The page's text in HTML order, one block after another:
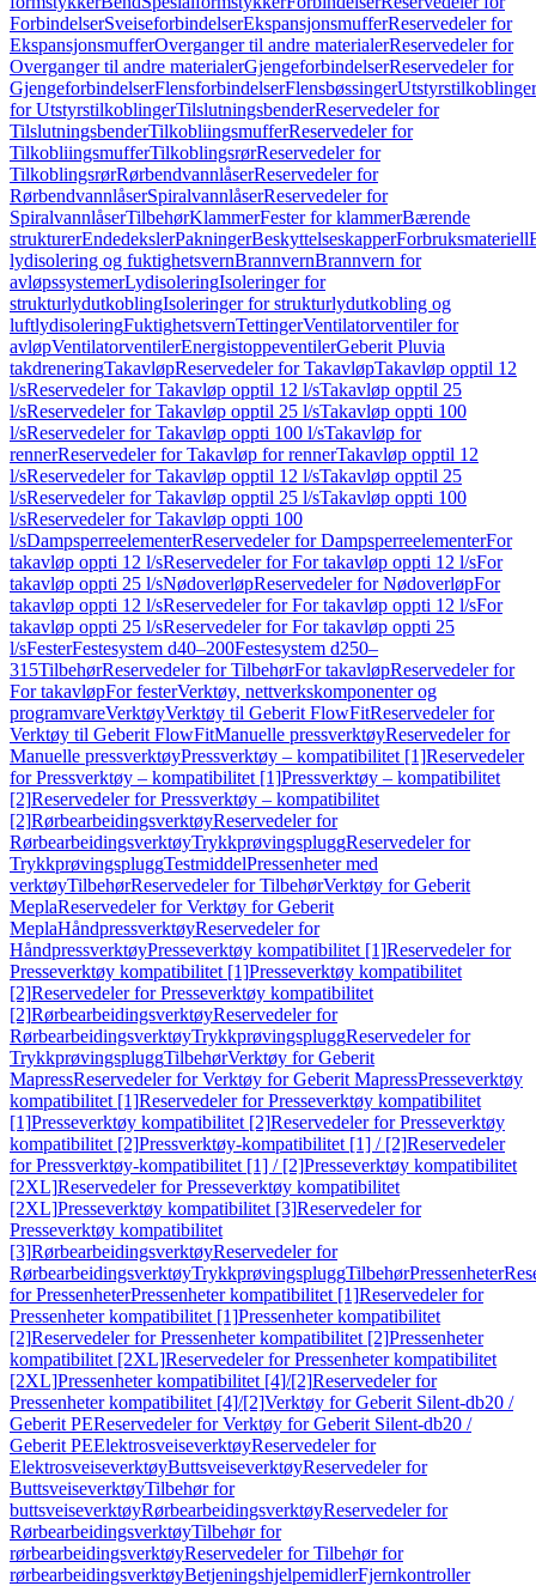
ForbindelserSveiseforbindelserEkspansjonsmufferReservedeler for
EkspansjonsmufferOverganger til andre materialerReservedeler for
Overganger til andre materialerGjengeforbindelserReservedeler for
GjengeforbindelserFlensforbindelserFlensbøssingerUtstyrstilkoblinger
for UtstyrstilkoblingerTilslutningsbenderReservedeler for
TilslutningsbenderTilkobliingsmufferReservedeler for
TilkobliingsmufferTilkoblingsrørReservedeler for
TilkoblingsrørRørbendvannlåserReservedeler for
RørbendvannlåserSpiralvannlåserReservedeler for
SpiralvannlåserTilbehørKlammerFester for klammerBærende
strukturerEndedekslerPakningerBeskyttelseskapperForbruksmateriell
lydisolering og fuktighetsvernBrannvernBrannvern for
avløpssystemerLydisoleringIsoleringer for
strukturlydutkoblingIsoleringer for strukturlydutkobling og
luftlydisoleringFuktighetsvernTettingerVentilatorventiler for
avløpVentilatorventilerEnergistoppeventilerGeberit Pluvia
takdreneringTakavløpReservedeler for TakavløpTakavløp opptil 12
l/sReservedeler for Takavløp opptil 12 l/sTakavløp opptil 25
l/sReservedeler for Takavløp opptil 25 l/sTakavløp oppti 100
l/sReservedeler for Takavløp oppti 100 l/sTakavløp for
rennerReservedeler for Takavløp for rennerTakavløp opptil 12
l/sReservedeler for Takavløp opptil 12 l/sTakavløp opptil 25
l/sReservedeler for Takavløp opptil 25 l/sTakavløp oppti 100
l/sReservedeler for Takavløp oppti 100
l/sDampsperreelementerReservedeler for DampsperreelementerFor
takavløp oppti 12 l/sReservedeler for For takavløp oppti 12 l/sFor
takavløp oppti 25 l/sNødoverløpReservedeler for NødoverløpFor
takavløp oppti 12 l/sReservedeler for For takavløp oppti 12 l/sFor
takavløp oppti 25 l/sReservedeler for For takavløp oppti 25
l/sFesterFestesystem d40–200Festesystem d250–
315TilbehørReservedeler for TilbehørFor takavløpReservedeler for
For takavløpFor festerVerktøy, nettverkskomponenter og
programvareVerktøyVerktøy til Geberit FlowFitReservedeler for
Verktøy til Geberit FlowFitManuelle pressverktøyReservedeler for
Manuelle pressverktøyPressverktøy – kompatibilitet [1]Reservedeler
for Pressverktøy – kompatibilitet [1]Pressverktøy – kompatibilitet
[2]Reservedeler for Pressverktøy – kompatibilitet
[2]RørbearbeidingsverktøyReservedeler for
RørbearbeidingsverktøyTrykkprøvingspluggReservedeler for
TrykkprøvingspluggTestmiddelPressenheter med
verktøyTilbehørReservedeler for TilbehørVerktøy for Geberit
MeplaReservedeler for Verktøy for Geberit
MeplaHåndpressverktøyReservedeler for
HåndpressverktøyPresseverktøy kompatibilitet [1]Reservedeler for
Presseverktøy kompatibilitet [1]Presseverktøy kompatibilitet
[2]Reservedeler for Presseverktøy kompatibilitet
[2]RørbearbeidingsverktøyReservedeler for
RørbearbeidingsverktøyTrykkprøvingspluggReservedeler for
TrykkprøvingspluggTilbehørVerktøy for Geberit
MapressReservedeler for Verktøy for Geberit MapressPresseverktøy
kompatibilitet [1]Reservedeler for Presseverktøy kompatibilitet
[1]Presseverktøy kompatibilitet [2]Reservedeler for Presseverktøy
kompatibilitet [2]Pressverktøy-kompatibilitet [1] / [2]Reservedeler
for Pressverktøy-kompatibilitet [1] / [2]Presseverktøy kompatibilitet
[2XL]Reservedeler for Presseverktøy kompatibilitet
[2XL]Presseverktøy kompatibilitet [3]Reservedeler for
Presseverktøy kompatibilitet
[3]RørbearbeidingsverktøyReservedeler for
RørbearbeidingsverktøyTrykkprøvingspluggTilbehørPressenheter
for PressenheterPressenheter kompatibilitet [1]Reservedeler for
Pressenheter kompatibilitet [1]Pressenheter kompatibilitet
[2]Reservedeler for Pressenheter kompatibilitet [2]Pressenheter
kompatibilitet [2XL]Reservedeler for Pressenheter kompatibilitet
[2XL]Pressenheter kompatibilitet [4]/[2]Reservedeler for
Pressenheter kompatibilitet [4]/[2]Verktøy for Geberit Silent-db20 /
Geberit PEReservedeler for Verktøy for Geberit Silent-db20 /
Geberit PEElektrosveiseverktøyReservedeler for
ElektrosveiseverktøyButtsveiseverktøyReservedeler for
ButtsveiseverktøyTilbehør for
buttsveiseverktøyRørbearbeidingsverktøyReservedeler for
RørbearbeidingsverktøyTilbehør for
rørbearbeidingsverktøyReservedeler for Tilbehør for
rørbearbeidingsverktøyBetjeningshjelpemidlerFjernkontroller